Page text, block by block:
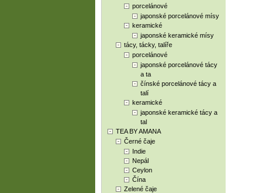
porcelánové
japonské porcelánové mísy
keramické
japonské keramické mísy
tácy, tácky, talíře
porcelánové
japonské porcelánové tácy
a ta
čínské porcelánové tácy a
talí
keramické
japonské keramické tácy a
tal
TEA BY AMANA
Černé čaje
Indie
Nepál
Ceylon
Čína
Zelené čaje